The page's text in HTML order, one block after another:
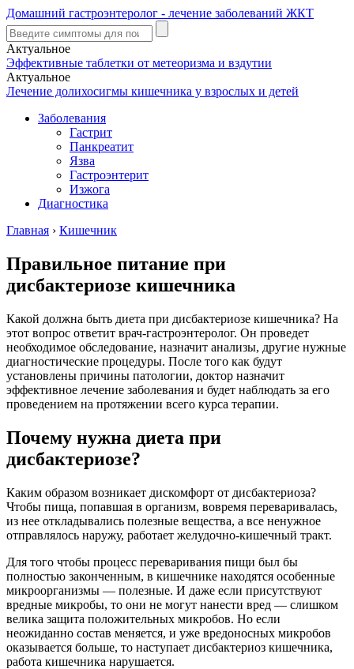
Домашний гастроэнтеролог - лечение заболеваний ЖКТ
Актуальное
Эффективные таблетки от метеоризма и вздутии
Актуальное
Лечение долихосигмы кишечника у взрослых и детей
Заболевания
Гастрит
Панкреатит
Язва
Гастроэнтерит
Изжога
Диагностика
Главная › Кишечник
Правильное питание при
дисбактериозе кишечника
Какой должна быть диета при дисбактериозе кишечника? На
этот вопрос ответит врач-гастроэнтеролог. Он проведет
необходимое обследование, назначит анализы, другие нужные
диагностические процедуры. После того как будут
установлены причины патологии, доктор назначит
эффективное лечение заболевания и будет наблюдать за его
проведением на протяжении всего курса терапии.
Почему нужна диета при
дисбактериозе?
Каким образом возникает дискомфорт от дисбактериоза?
Чтобы пища, попавшая в организм, вовремя переваривалась,
из нее откладывались полезные вещества, а все ненужное
отправлялось наружу, работает желудочно-кишечный тракт.
Для того чтобы процесс переваривания пищи был бы
полностью законченным, в кишечнике находятся особенные
микроорганизмы — полезные. И даже если присутствуют
вредные микробы, то они не могут нанести вред — слишком
велика защита положительных микробов. Но если
неожиданно состав меняется, и уже вредоносных микробов
оказывается больше, то наступает дисбактериоз кишечника,
работа кишечника нарушается.